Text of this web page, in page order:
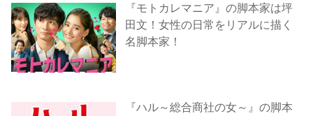
『モトカレマニア』の脚本家は坪
田文！女性の日常をリアルに描く
名脚本家！
『ハル～総合商社の女～』の脚本